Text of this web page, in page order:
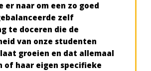
er naar om een zo goed
zelf
te doceren die de
van onze studenten
groeien en dat allemaal
of haar eigen specifieke